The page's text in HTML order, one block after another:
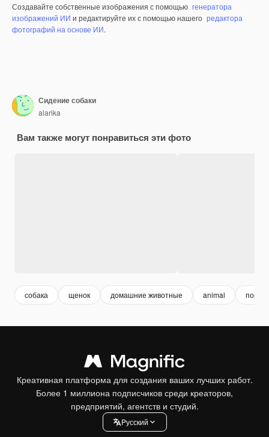
Создавайте собственные изображения с помощью генератора
изображений ИИ и редактируйте их с помощью нашего редактора
фотографий на основе ИИ.
Сидение собаки
alarika
Вам также могут понравиться эти фото
собака щенок домашние животные animal
Креативная платформа для создания ваших лучших работ.
Более 1 миллиона подписчиков среди креаторов,
предприятий, агентств и студий.
Pусский